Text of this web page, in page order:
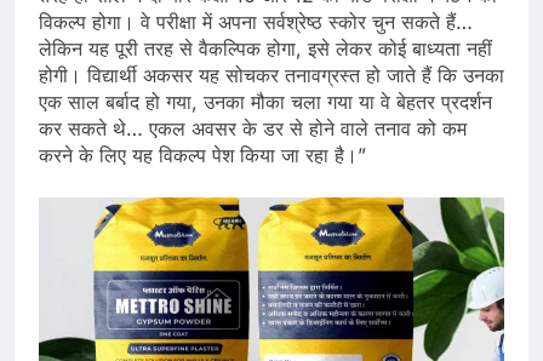
विकल्प होगा। वे परीक्षा में अपना सर्वश्रेष्ठ स्कोर चुन सकते हैं…
लेकिन यह पूरी तरह से वैकल्पिक होगा, इसे लेकर कोई बाध्यता नहीं
होगी। विद्यार्थी अकसर यह सोचकर तनावग्रस्त हो जाते हैं कि उनका
एक साल बर्बाद हो गया, उनका मौका चला गया या वे बेहतर प्रदर्शन
कर सकते थे… एकल अवसर के डर से होने वाले तनाव को कम
करने के लिए यह विकल्प पेश किया जा रहा है।”